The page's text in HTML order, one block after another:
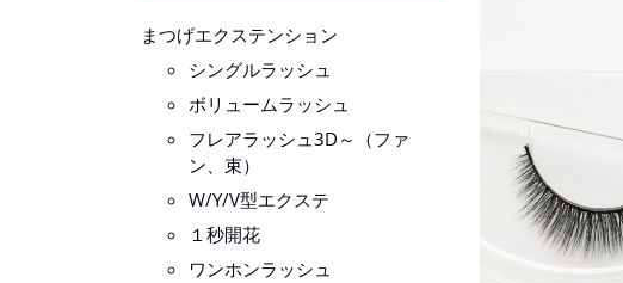
まつげエクステンション
シングルラッシュ
ボリュームラッシュ
フレアラッシュ3D～（ファ
ン、束）
W/Y/V型エクステ
１秒開花
ワンホンラッシュ